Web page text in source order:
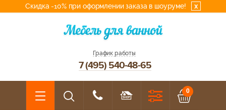
Скидка -10% при оформлении заказа в шоуруме! x
График работы
7 (495) 540-48-65
0